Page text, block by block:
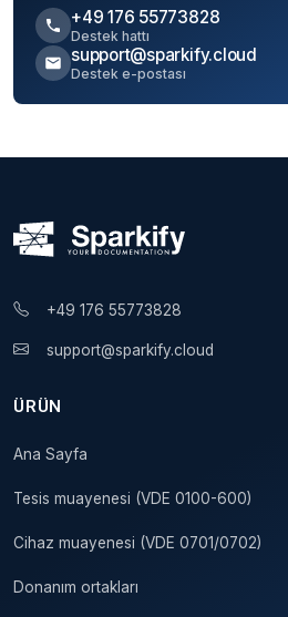
+49 176 55773828
Destek hattı
support@sparkify.cloud
Destek e-postası
+49 176 55773828
support@sparkify.cloud
ÜRÜN
Ana Sayfa
Tesis muayenesi (VDE 0100-600)
Cihaz muayenesi (VDE 0701/0702)
Donanım ortakları